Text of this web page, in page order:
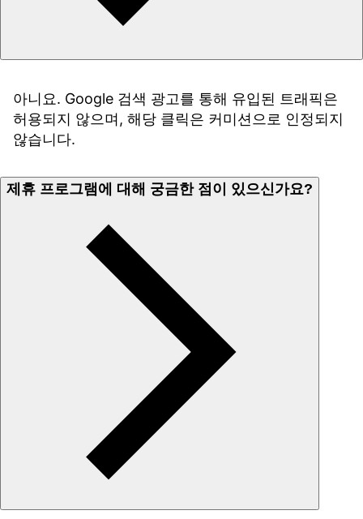
아니요. Google 검색 광고를 통해 유입된 트래픽은
허용되지 않으며, 해당 클릭은 커미션으로 인정되지
않습니다.
제휴 프로그램에 대해 궁금한 점이 있으신가요?